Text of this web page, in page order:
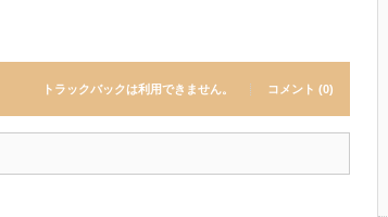
トラックバックは利用できません。 コメント (0)